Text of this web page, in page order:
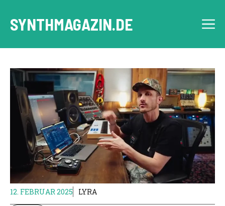
Inhalt
springen
SYNTHMAGAZIN.DE
12. FEBRUAR 2025 LYRA